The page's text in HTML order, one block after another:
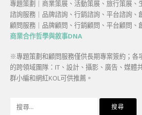
專題策劃｜商業策展、活動策展、旅行策展、
諮詢服務｜品牌諮詢、行銷諮詢、平台諮詢、
顧問服務｜品牌顧問、行銷顧問、平台顧問、
商業合作哲學與敘事DNA
※專題策劃和顧問服務僅供長期專案簽約；各
的跨領域團隊：IT、設計、攝影、廣告、媒體
群小編和網紅KOL可供推薦。